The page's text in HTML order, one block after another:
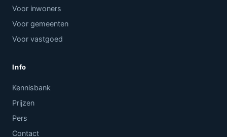
Voor inwoners
Voor gemeenten
Voor vastgoed
Info
Kennisbank
Prijzen
Pers
Contact